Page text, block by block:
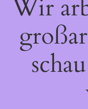
Wir